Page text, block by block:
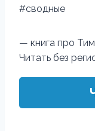
#сводные
— книга про
Читать без